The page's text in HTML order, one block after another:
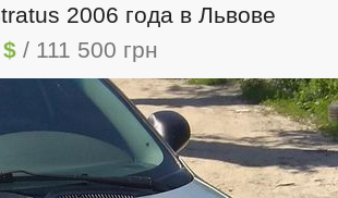
2006 года в Львове
/ 111 500 грн